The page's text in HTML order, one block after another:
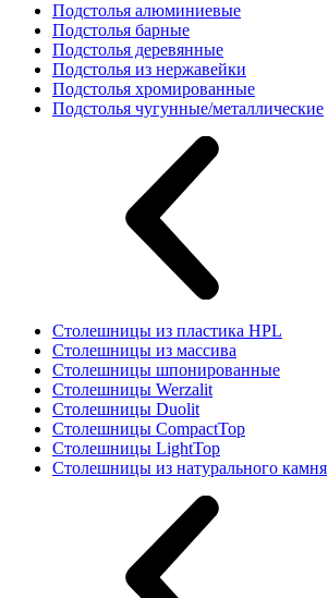
Подстолья алюминиевые
Подстолья барные
Подстолья деревянные
Подстолья из нержавейки
Подстолья хромированные
Подстолья чугунные/металлические
Столешницы из пластика HPL
Столешницы из массива
Столешницы шпонированные
Столешницы Werzalit
Столешницы Duolit
Столешницы CompactTop
Столешницы LightTop
Столешницы из натурального камня